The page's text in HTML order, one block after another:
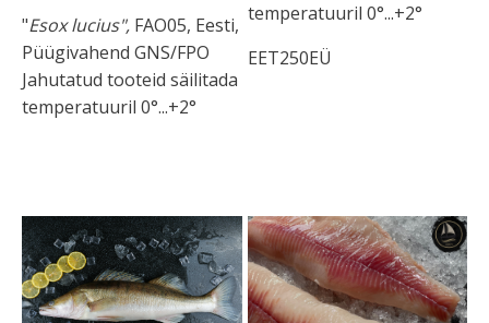
"Esox lucius", FAO05, Eesti,
Püügivahend GNS/FPO
Jahutatud tooteid säilitada
temperatuuril 0°...+2°
temperatuuril 0°...+2°
EET250EÜ